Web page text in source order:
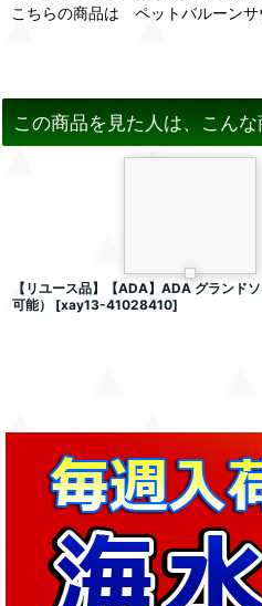
こちらの商品は ペットバルーンサ
この商品を見た人は、こんな
【リユース品】【ADA】ADA グランド
可能）
[xay13-41028410]